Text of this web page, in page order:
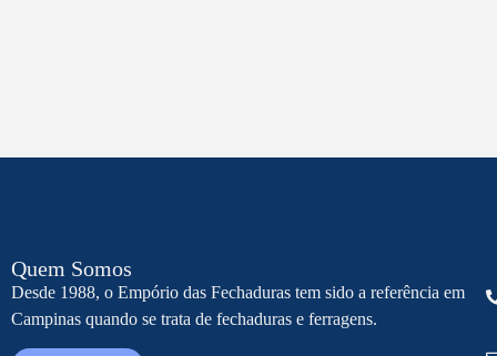
Quem Somos
Desde 1988, o Empório das Fechaduras tem sido a referência em
Campinas quando se trata de fechaduras e ferragens.